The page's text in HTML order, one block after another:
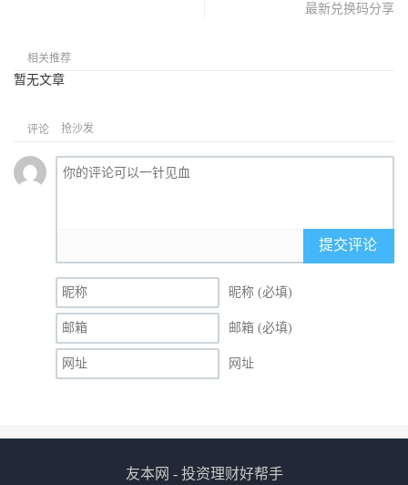
最新兑换码分享
相关推荐
暂无文章
评论 抢沙发
提交评论
昵称 (必填)
邮箱 (必填)
网址
友本网 - 投资理财好帮手